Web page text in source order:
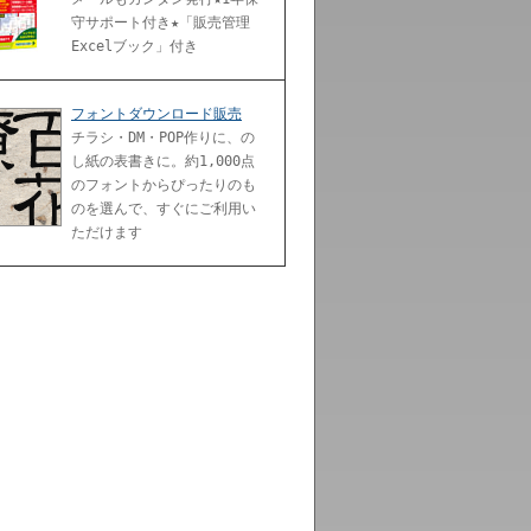
守サポート付き★「販売管理
Excelブック」付き
フォントダウンロード販売
チラシ・DM・POP作りに、の
し紙の表書きに。約1,000点
のフォントからぴったりのも
のを選んで、すぐにご利用い
ただけます